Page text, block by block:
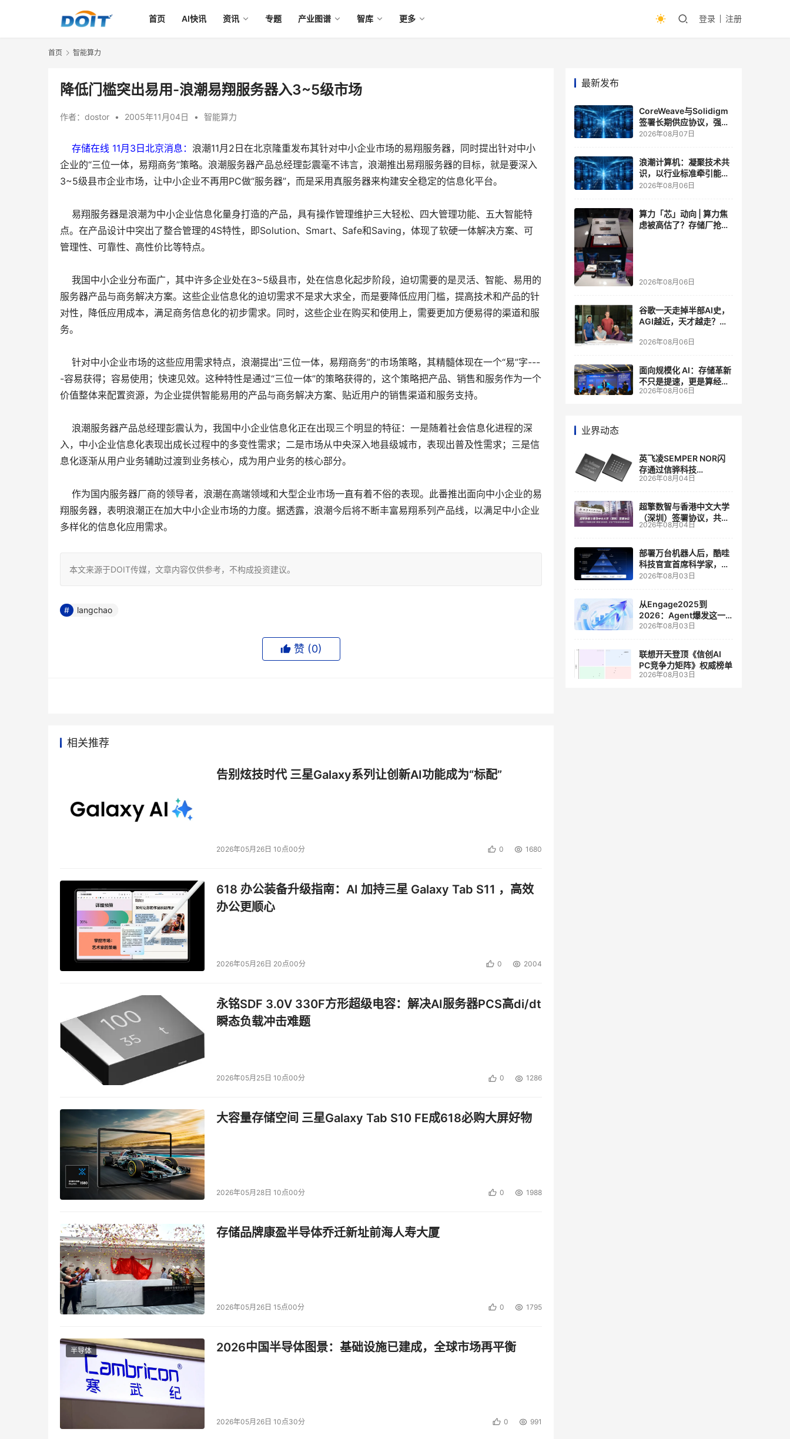
首页 AI快讯 资讯 专题 产业图谱 智库 更多 登录 注册
首页 智能算力
降低门槛突出易用-浪潮易翔服务器入3~5级市场
作者： dostor • 2005年11月04日 • 智能算力
存储在线 11月3日北京消息： 浪潮11月2日在北京隆重发布其针对中小企业市场的易翔服务器，同时提出针对中小
企业的“三位一体，易翔商务”策略。浪潮服务器产品总经理彭震毫不讳言，浪潮推出易翔服务器的目标，就是要深入
3~5级县市企业市场，让中小企业不再用PC做“服务器”，而是采用真服务器来构建安全稳定的信息化平台。
易翔服务器是浪潮为中小企业信息化量身打造的产品，具有操作管理维护三大轻松、四大管理功能、五大智能特
点。在产品设计中突出了整合管理的4S特性，即Solution、Smart、Safe和Saving，体现了软硬一体解决方案、可
管理性、可靠性、高性价比等特点。
我国中小企业分布面广，其中许多企业处在3~5级县市，处在信息化起步阶段，迫切需要的是灵活、智能、易用的
服务器产品与商务解决方案。这些企业信息化的迫切需求不是求大求全，而是要降低应用门槛，提高技术和产品的针
对性，降低应用成本，满足商务信息化的初步需求。同时，这些企业在购买和使用上，需要更加方便易得的渠道和服
务。
针对中小企业市场的这些应用需求特点，浪潮提出“三位一体，易翔商务”的市场策略，其精髓体现在一个“易”字---
-容易获得；容易使用；快速见效。这种特性是通过“三位一体”的策略获得的，这个策略把产品、销售和服务作为一个
价值整体来配置资源，为企业提供智能易用的产品与商务解决方案、贴近用户的销售渠道和服务支持。
浪潮服务器产品总经理彭震认为，我国中小企业信息化正在出现三个明显的特征：一是随着社会信息化进程的深
入，中小企业信息化表现出成长过程中的多变性需求；二是市场从中央深入地县级城市，表现出普及性需求；三是信
息化逐渐从用户业务辅助过渡到业务核心，成为用户业务的核心部分。
作为国内服务器厂商的领导者，浪潮在高端领域和大型企业市场一直有着不俗的表现。此番推出面向中小企业的易
翔服务器，表明浪潮正在加大中小企业市场的力度。据透露，浪潮今后将不断丰富易翔系列产品线，以满足中小企业
多样化的信息化应用需求。
本文来源于DOIT传媒，文章内容仅供参考，不构成投资建议。
langchao
赞 (0)
相关推荐
告别炫技时代 三星Galaxy系列让创新AI功能成为“标配”
2026年05月26日 10点00分 0 1680
618 办公装备升级指南：AI 加持三星 Galaxy Tab S11 ，高效
办公更顺心
2026年05月26日 20点00分 0 2004
永铭SDF 3.0V 330F方形超级电容：解决AI服务器PCS高di/dt
瞬态负载冲击难题
2026年05月25日 10点00分 0 1286
大容量存储空间 三星Galaxy Tab S10 FE成618必购大屏好物
2026年05月28日 10点00分 0 1988
存储品牌康盈半导体乔迁新址前海人寿大厦
2026年05月26日 15点00分 0 1795
半导体 2026中国半导体图景：基础设施已建成，全球市场再平衡
2026年05月26日 10点30分 0 991
最新发布
CoreWeave与Solidigm
签署长期供应协议，强化
一体化人工智能云平台
2026年08月07日
浪潮计算机：凝聚技术共
识，以行业标准牵引能力
跃升
2026年08月06日
算力「芯」动向 | 算力焦
虑被高估了？存储厂抢了
2026年08月06日
谷歌一天走掉半部AI史，
AGI越近，天才越走？大
自己的研发节奏
2026年08月06日
面向规模化 AI：存储革新
不只是提速，更是算经济
账
2026年08月06日
业界动态
英飞凌SEMPER NOR闪
存通过信骅科技
AST2700 BMC认证，全
管理
2026年08月04日
超擎数智与香港中文大学
（深圳）签署协议，共建
人工智能和边缘计算联合
2026年08月04日
部署万台机器人后，酷哇
科技官宣首席科学家，要
让世界模型交付生产力
2026年08月03日
从Engage2025到
2026：Agent爆发这一
年，AI CRM 走到哪了
2026年08月03日
联想开天登顶《信创AI
PC竞争力矩阵》权威榜单
2026年08月03日